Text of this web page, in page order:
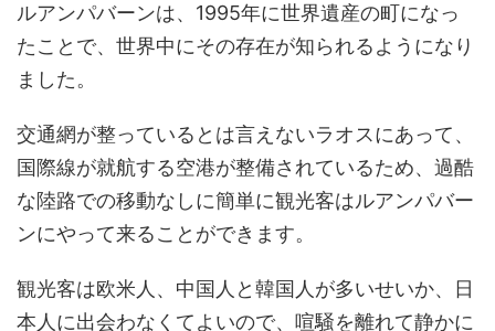
ルアンパバーンは、1995年に世界遺産の町になっ
たことで、世界中にその存在が知られるようになり
ました。
交通網が整っているとは言えないラオスにあって、
国際線が就航する空港が整備されているため、過酷
な陸路での移動なしに簡単に観光客はルアンパバー
ンにやって来ることができます。
観光客は欧米人、中国人と韓国人が多いせいか、日
本人に出会わなくてよいので、喧騒を離れて静かに